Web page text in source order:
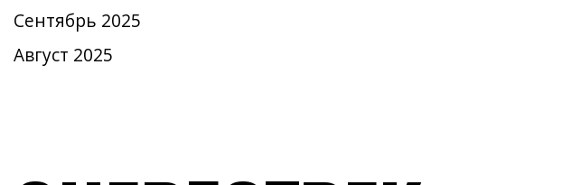
Сентябрь 2025
Август 2025